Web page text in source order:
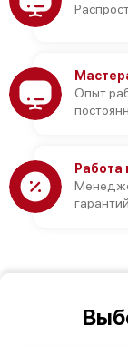
Опыт
Работа